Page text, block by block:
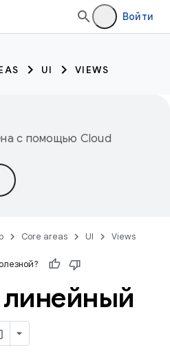
Войти
UI VIEWS
с помощью Cloud
Core areas UI Views